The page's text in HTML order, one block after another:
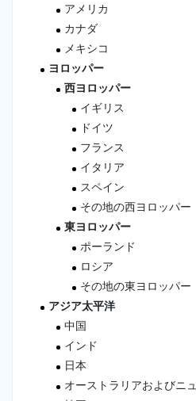
アメリカ
カナダ
メキシコ
ヨロッパー
西ヨロッパー
イギリス
ドイツ
フランス
イタリア
スペイン
その地の西ヨロッパー
東ヨロッパー
ポーランド
ロシア
その地の東ヨロッパー
アジア太平洋
中国
インド
日本
オーストラリアおよびニ